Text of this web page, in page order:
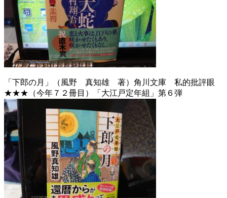
「下郎の月」（風野 真知雄 著）角川文庫 私的批評眼
★★★（今年７２冊目）「大江戸定年組」第６弾